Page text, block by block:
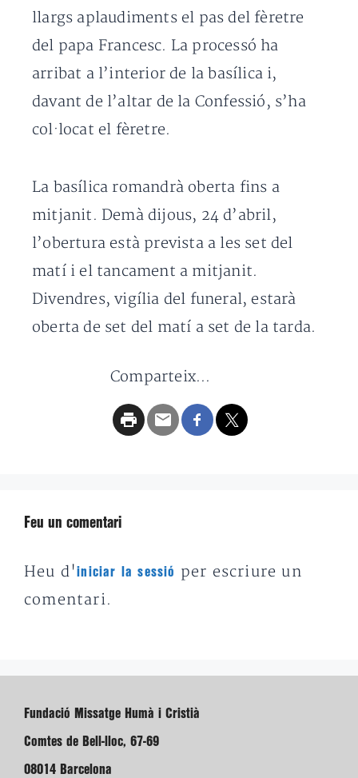
llargs aplaudiments el pas del fèretre
del papa Francesc. La processó ha
arribat a l’interior de la basílica i,
davant de l’altar de la Confessió, s’ha
col·locat el fèretre.
La basílica romandrà oberta fins a
mitjanit. Demà dijous, 24 d’abril,
l’obertura està prevista a les set del
matí i el tancament a mitjanit.
Divendres, vigília del funeral, estarà
oberta de set del matí a set de la tarda.
Comparteix...
Feu un comentari
Heu d'iniciar la sessió
per escriure un
comentari.
Fundació Missatge Humà i Cristià
Comtes de Bell-lloc, 67-69
08014 Barcelona